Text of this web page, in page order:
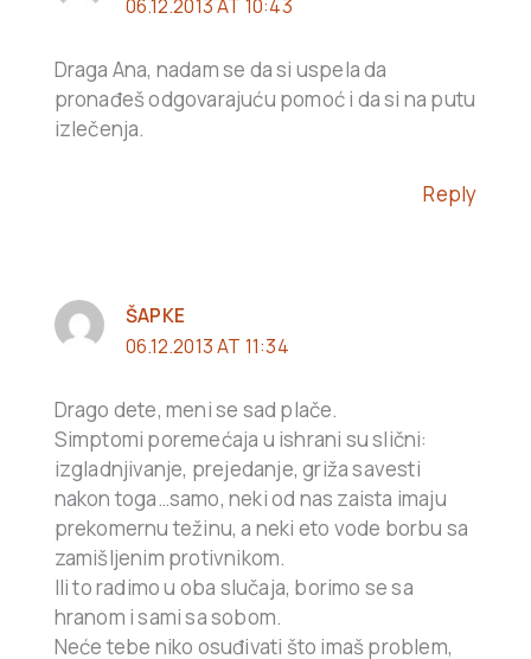
06.12.2013 AT 10:43
Draga Ana, nadam se da si uspela da
pronađeš odgovarajuću pomoć i da si na putu
izlečenja.
Reply
ŠAPKE
06.12.2013 AT 11:34
Drago dete, meni se sad plače.
Simptomi poremećaja u ishrani su slični:
izgladnjivanje, prejedanje, griža savesti
nakon toga…samo, neki od nas zaista imaju
prekomernu težinu, a neki eto vode borbu sa
zamišljenim protivnikom.
Ili to radimo u oba slučaja, borimo se sa
hranom i sami sa sobom.
Neće tebe niko osuđivati što imaš problem,